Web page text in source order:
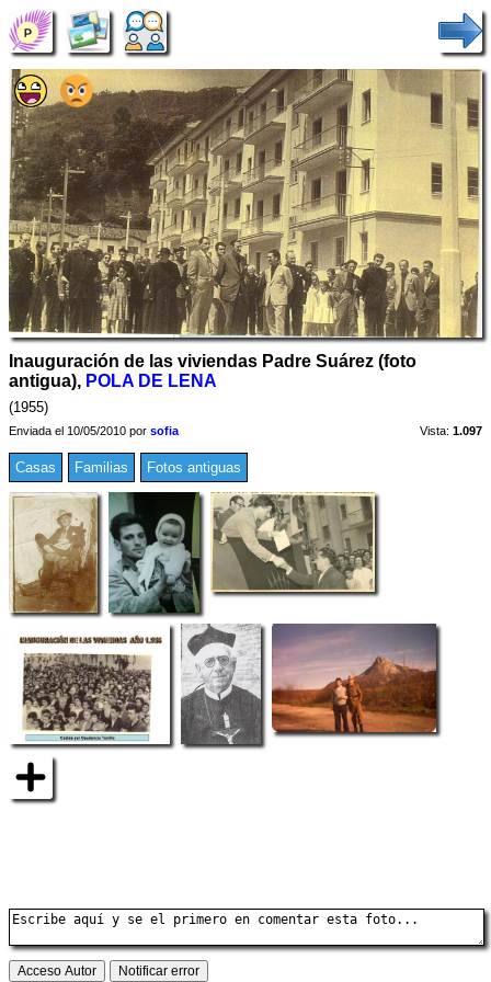
Inauguración de las viviendas Padre Suárez (foto
antigua), POLA DE LENA
(1955)
Enviada el 10/05/2010 por sofia Vista: 1.097
Casas Familias Fotos antiguas